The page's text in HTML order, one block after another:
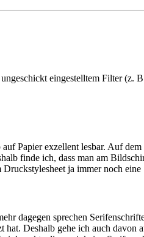
eingestelltem Filter (z.
Papier exzellent lesbar. Auf
finde ich, dass man am
ja immer noch
dagegen sprechen
Deshalb gehe ich auch davon